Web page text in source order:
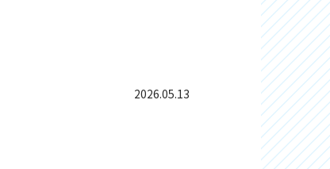
2026.05.13